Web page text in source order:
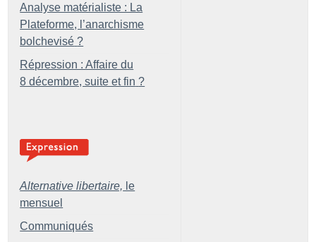
Analyse matérialiste : La
Plateforme, l’anarchisme
bolchevisé ?
Répression : Affaire du
8 décembre, suite et fin ?
Alternative libertaire, le
mensuel
Communiqués